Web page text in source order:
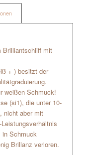
Brilliantschliff mit
+ ) besitzt der
weißen Schmuck!
(si1), die unter 10-
nicht aber mit
in Schmuck
Brillanz verloren.